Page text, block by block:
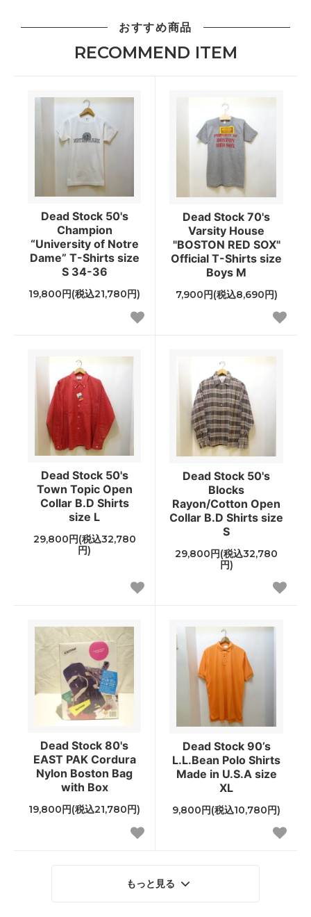
おすすめ商品
RECOMMEND ITEM
Dead Stock 50's
Champion
“University of Notre
Dame” T-Shirts size
S 34-36
19,800円(税込21,780円)
Dead Stock 70's
Varsity House
"BOSTON RED SOX"
Official T-Shirts size
Boys M
7,900円(税込8,690円)
Dead Stock 50's
Town Topic Open
Collar B.D Shirts
size L
29,800円(税込32,780
円)
Dead Stock 50's
Blocks
Rayon/Cotton Open
Collar B.D Shirts size
S
29,800円(税込32,780
円)
Dead Stock 80's
EAST PAK Cordura
Nylon Boston Bag
with Box
19,800円(税込21,780円)
Dead Stock 90’s
L.L.Bean Polo Shirts
Made in U.S.A size
XL
9,800円(税込10,780円)
もっと見る